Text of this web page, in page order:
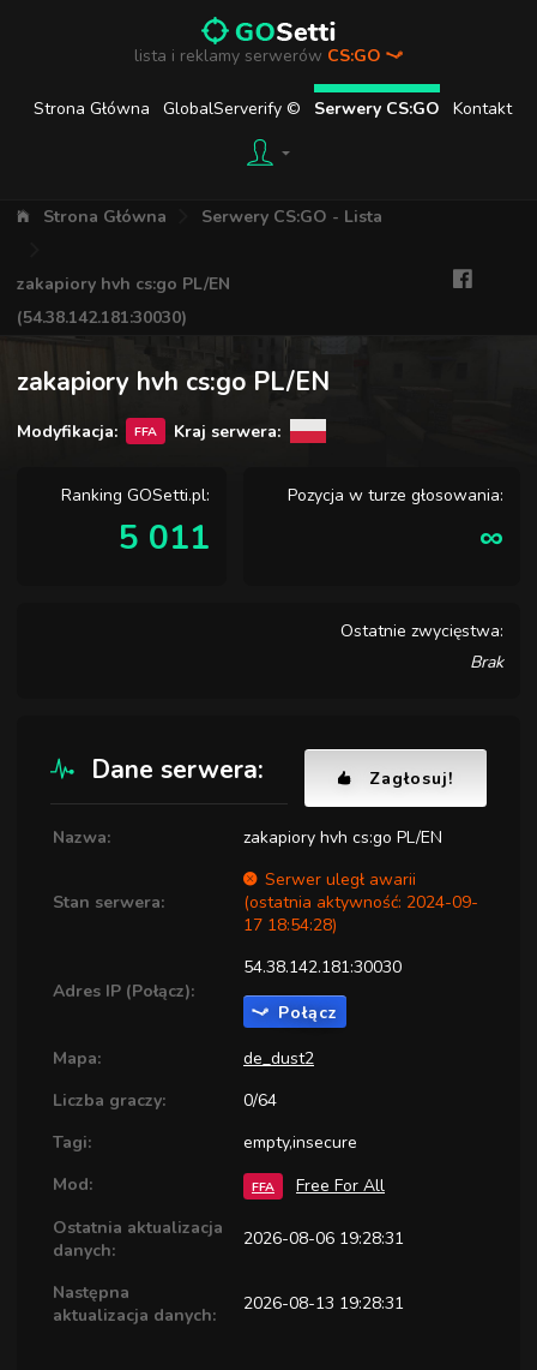
lista i reklamy serwerów CS:GO
Strona Główna GlobalServerify © Serwery CS:GO Kontakt
Strona Główna Serwery CS:GO - Lista
zakapiory hvh cs:go PL/EN
(54.38.142.181:30030)
zakapiory hvh cs:go PL/EN
Modyfikacja: FFA Kraj serwera:
Ranking GOSetti.pl:
5 011
Pozycja w turze głosowania:
∞
Ostatnie zwycięstwa:
Brak
Dane serwera: Zagłosuj!
Nazwa: zakapiory hvh cs:go PL/EN
Stan serwera:
Serwer uległ awarii
(ostatnia aktywność: 2024-09-
17 18:54:28)
Adres IP (Połącz):
54.38.142.181:30030
Połącz
Mapa:
de_dust2
Liczba graczy:
0/64
Tagi:
empty,insecure
Mod:
FFA
Free For All
Ostatnia aktualizacja
danych:
2026-08-06 19:28:31
Następna
aktualizacja danych:
2026-08-13 19:28:31